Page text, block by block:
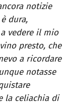
notizie
dura,
vedere il mio
presto, che
a ricordare
notasse
la celiachia di